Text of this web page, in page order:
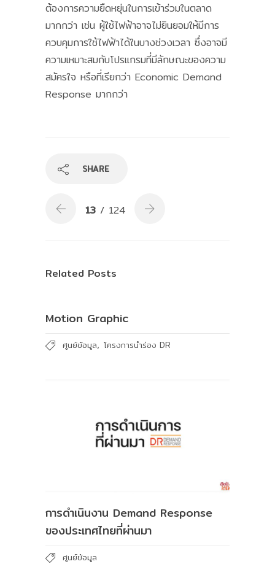
ต้องการความยืดหยุ่นในการเข้าร่วมในตลาด
มากกว่า เช่น ผู้ใช้ไฟฟ้าอาจไม่ยินยอมให้มีการ
ควบคุมการใช้ไฟฟ้าได้ในบางช่วงเวลา ซึ่งอาจมี
ความเหมาะสมกับโปรแกรมที่มีลักษณะของความ
สมัครใจ หรือที่เรียกว่า Economic Demand
Response มากกว่า
SHARE
13 / 124
Related Posts
Motion Graphic
ศูนย์ข้อมูล, โครงการนำร่อง DR
การดำเนินงาน Demand Response
ของประเทศไทยที่ผ่านมา
ศูนย์ข้อมูล